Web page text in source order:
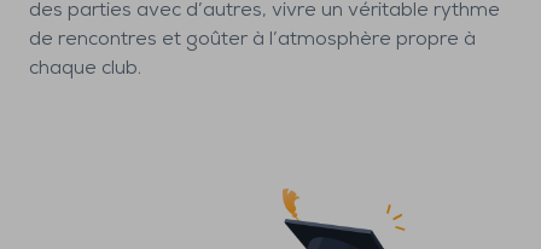
des parties avec d’autres, vivre un véritable rythme
de rencontres et goûter à l’atmosphère propre à
chaque club.